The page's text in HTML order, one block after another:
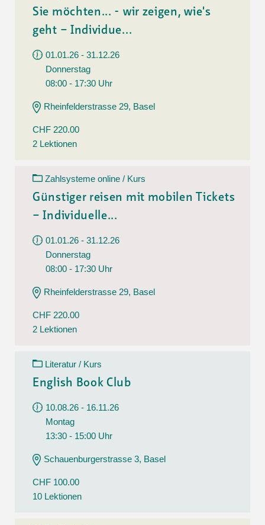
Sie möchten... - wir zeigen, wie's
geht – Individue...
01.01.26 - 31.12.26
Donnerstag
08:00 - 17:30 Uhr
Rheinfelderstrasse 29, Basel
CHF 220.00
2 Lektionen
Zahlsysteme online / Kurs
Günstiger reisen mit mobilen Tickets
– Individuelle...
01.01.26 - 31.12.26
Donnerstag
08:00 - 17:30 Uhr
Rheinfelderstrasse 29, Basel
CHF 220.00
2 Lektionen
Literatur / Kurs
English Book Club
10.08.26 - 16.11.26
Montag
13:30 - 15:00 Uhr
Schauenburgerstrasse 3, Basel
CHF 100.00
10 Lektionen